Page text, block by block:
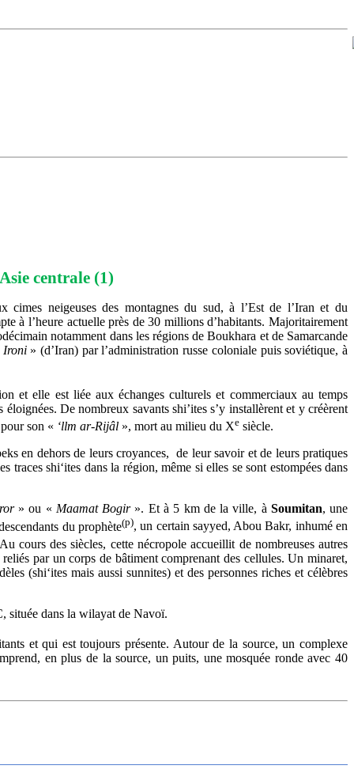
centrale (1)
cimes neigeuses des montagnes du sud, à l’Est de l’Iran et du
à l’heure actuelle près de 30 millions d’habitants. Majoritairement
notamment dans les régions de Boukhara et de Samarcande
Ironi» (d’Iran) par l’administration russe coloniale puis soviétique, à
et elle est liée aux échanges culturels et commerciaux au temps
De nombreux savants shi’ites s’y installèrent et y créèrent
son « ‘llm ar-Rijâl », mort au milieu du Xe siècle.
en dehors de leurs croyances, de leur savoir et de leurs pratiques
shi‘ites dans la région, même si elles se sont estompées dans
» ou « Maamat Bogir». Et à 5 km de la ville, à Soumitan, une
du prophète(p), un certain sayyed, Abou Bakr, inhumé en
cours des siècles, cette nécropole accueillit de nombreuses autres
reliés par un corps de bâtiment comprenant des cellules. Un minaret,
(shi‘ites mais aussi sunnites) et des personnes riches et célèbres
située dans la wilayat de Navoï.
et qui est toujours présente. Autour de la source, un complexe
en plus de la source, un puits, une mosquée ronde avec 40